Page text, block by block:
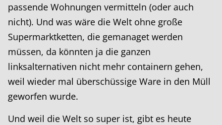
passende Wohnungen vermitteln (oder auch
nicht). Und was wäre die Welt ohne große
Supermarktketten, die gemanaget werden
müssen, da könnten ja die ganzen
linksalternativen nicht mehr containern gehen,
weil wieder mal überschüssige Ware in den Müll
geworfen wurde.
Und weil die Welt so super ist, gibt es heute